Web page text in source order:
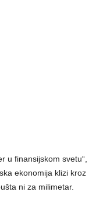
u finansijskom svetu“,
ekonomija klizi kroz
ni za milimetar.